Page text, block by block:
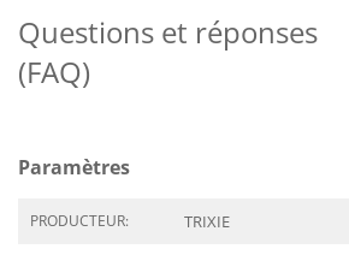
Questions et réponses
(FAQ)
Paramètres
PRODUCTEUR: TRIXIE